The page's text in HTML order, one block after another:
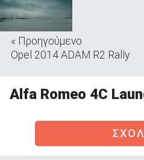
Καινούρια
« Προηγούμενο
Opel 2014 ADAM R2 Rally
Alfa Romeo 4C